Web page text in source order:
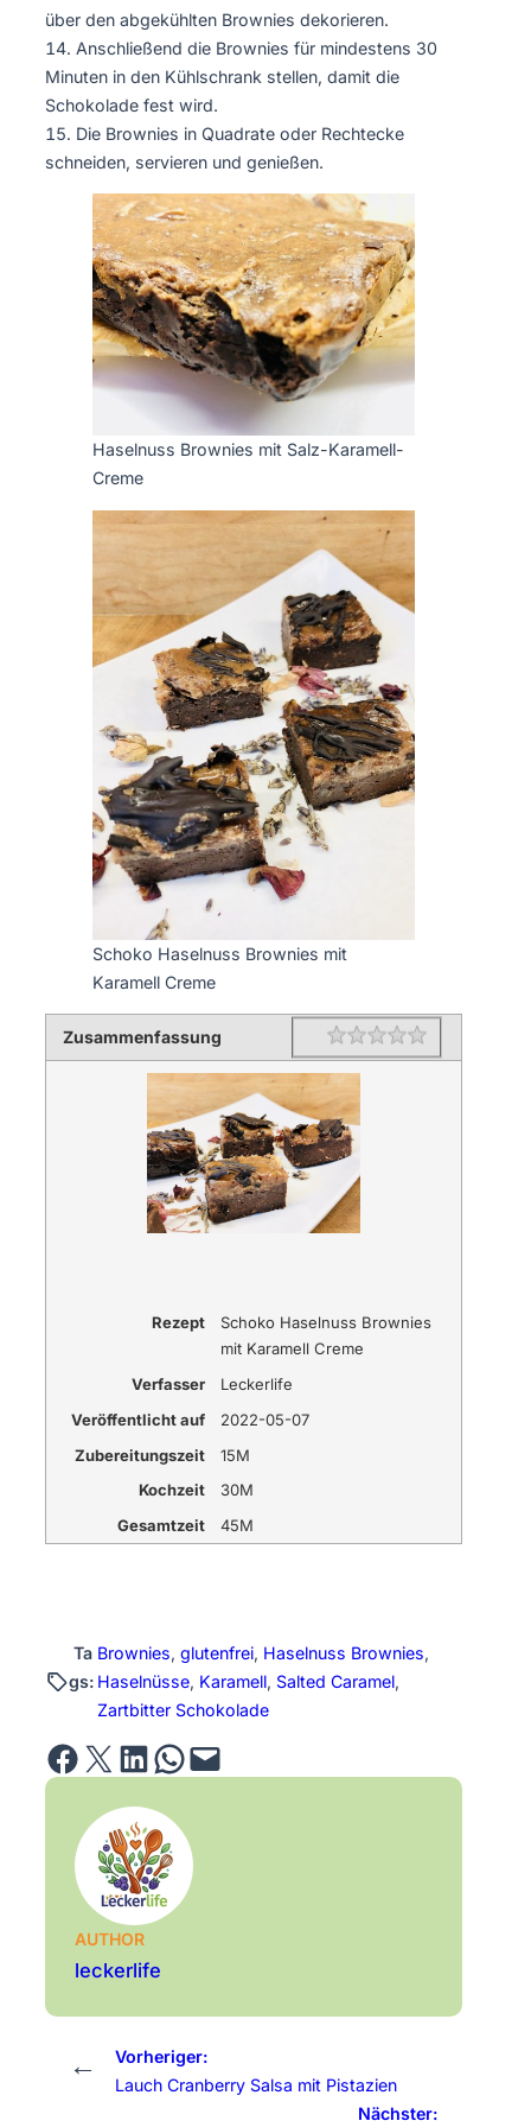
über den abgekühlten Brownies dekorieren.
Anschließend die Brownies für mindestens 30
Minuten in den Kühlschrank stellen, damit die
Schokolade fest wird.
Die Brownies in Quadrate oder Rechtecke
schneiden, servieren und genießen.
Haselnuss Brownies mit Salz-Karamell-
Creme
Schoko Haselnuss Brownies mit
Karamell Creme
Zusammenfassung Rating 1 star
2 stars
3 stars
4 stars
5 stars
Rezept
Schoko Haselnuss Brownies
mit Karamell Creme
Verfasser
Leckerlife
Veröffentlicht auf
2022-05-07
Zubereitungszeit
15M
Kochzeit
30M
Gesamtzeit
45M
Ta
gs:
Brownies, glutenfrei, Haselnuss Brownies
Haselnüsse, Karamell, Salted Caramel
Zartbitter Schokolade
Share on Facebook Email this Page Share on LinkedIn Share on WhatsApp Email this Page
AUTHOR
leckerlife
←
Vorheriger:
Lauch Cranberry Salsa mit Pistazien
Nächster: